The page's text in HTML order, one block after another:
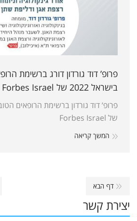
פרופ’ דוד גורדון דורג ברשימת
בישראל 2022 של Forbes Israel
של Forbes Israel
המשך קריאה
דף הבא
יצירת קשר